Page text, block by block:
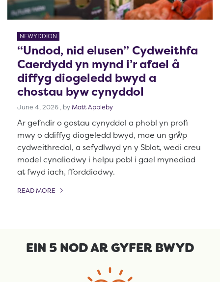
NEWYDDION
“Undod, nid elusen” Cydweithfa
Caerdydd yn mynd i’r afael â
diffyg diogeledd bwyd a
chostau byw cynyddol
June 4, 2026 June 4, 2026
, by Matt Appleby
Ar gefndir o gostau cynyddol a phobl yn profi
mwy o ddiffyg diogeledd bwyd, mae un grŵp
cydweithredol, a sefydlwyd yn y Sblot, wedi creu
model cynaliadwy i helpu pobl i gael mynediad
at fwyd iach, fforddiadwy.
READ MORE
OF THIS ARTICLE
EIN 5 NOD AR GYFER BWYD